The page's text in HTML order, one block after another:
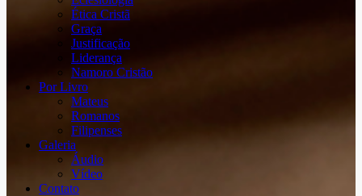
Ética Cristã
Graça
Justificação
Liderança
Namoro Cristão
Por Livro
Mateus
Romanos
Filipenses
Galeria
Áudio
Vídeo
Contato